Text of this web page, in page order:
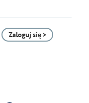
Zaloguj się >